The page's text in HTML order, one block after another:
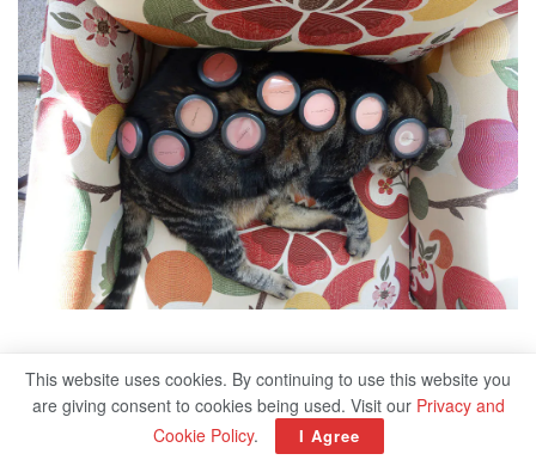
This website uses cookies. By continuing to use this website you
are giving consent to cookies being used. Visit our Privacy and
Cookie Policy. I Agree